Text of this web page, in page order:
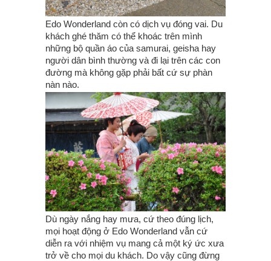
Edo Wonderland còn có dịch vụ đóng vai. Du
khách ghé thăm có thể khoác trên mình
những bộ quần áo của samurai, geisha hay
người dân bình thường và đi lại trên các con
đường mà không gặp phải bất cứ sự phàn
nàn nào.
Dù ngày nắng hay mưa, cứ theo đúng lịch,
mọi hoạt động ở Edo Wonderland vẫn cứ
diễn ra với nhiệm vụ mang cả một ký ức xưa
trở về cho mọi du khách. Do vậy cũng đừng